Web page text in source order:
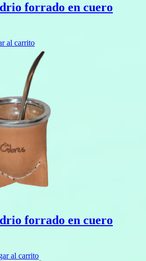
forrado en cuero
al carrito
forrado en cuero
al carrito